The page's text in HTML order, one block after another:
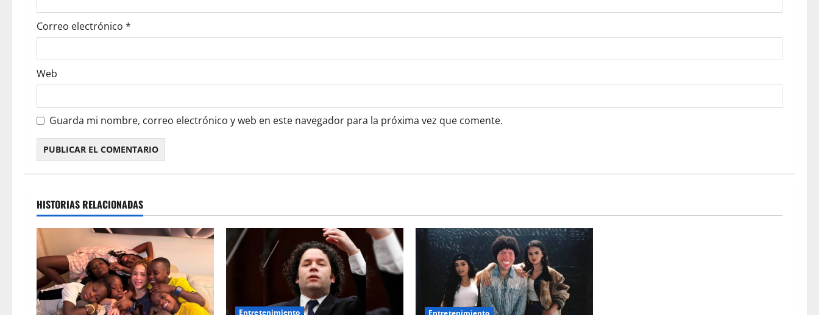
Correo electrónico *
Web
Guarda mi nombre, correo electrónico y web en este navegador para la próxima vez que comente.
HISTORIAS RELACIONADAS
Entretenimiento Entretenimiento